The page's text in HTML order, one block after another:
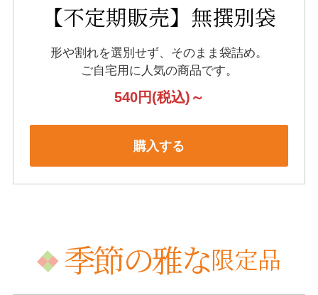
【不定期販売】無撰別袋
形や割れを選別せず、そのまま袋詰め。
ご自宅用に人気の商品です。
540円(税込)～
購入する
季節の雅な限定品